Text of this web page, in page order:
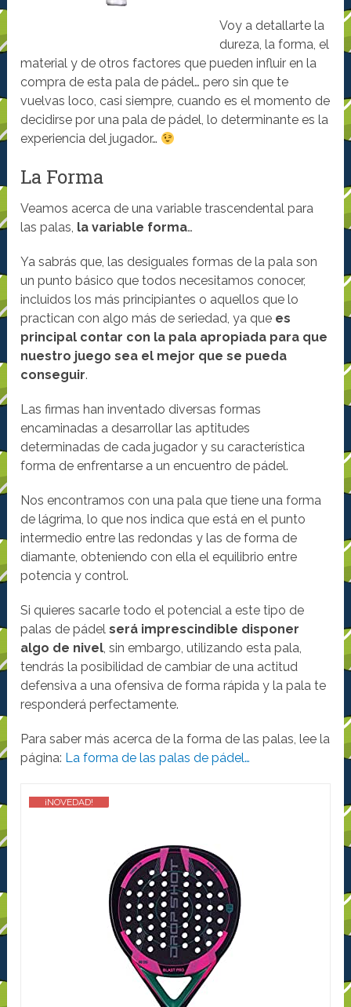
Voy a detallarte la
dureza, la forma, el
material y de otros factores que pueden influir en la
compra de esta pala de pádel… pero sin que te
vuelvas loco, casi siempre, cuando es el momento de
decidirse por una pala de pádel, lo determinante es la
experiencia del jugador…
La Forma
Veamos acerca de una variable trascendental para
las palas, la variable forma…
Ya sabrás que, las desiguales formas de la pala son
un punto básico que todos necesitamos conocer,
incluidos los más principiantes o aquellos que lo
practican con algo más de seriedad, ya que es
principal contar con la pala apropiada para que
nuestro juego sea el mejor que se pueda
conseguir.
Las firmas han inventado diversas formas
encaminadas a desarrollar las aptitudes
determinadas de cada jugador y su característica
forma de enfrentarse a un encuentro de pádel.
Nos encontramos con una pala que tiene una forma
de lágrima, lo que nos indica que está en el punto
intermedio entre las redondas y las de forma de
diamante, obteniendo con ella el equilibrio entre
potencia y control.
Si quieres sacarle todo el potencial a este tipo de
palas de pádelserá imprescindible disponer
algo de nivel, sin embargo, utilizando esta pala,
tendrás la posibilidad de cambiar de una actitud
defensiva a una ofensiva de forma rápida y la pala te
responderá perfectamente.
Para saber más acerca de la forma de las palas, lee la
página: La forma de las palas de pádel…
¡NOVEDAD!